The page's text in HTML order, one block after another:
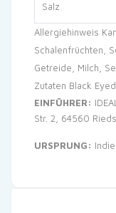
Salz
Allergiehinweis
Schalenfrüchten,
Getreide, Milch,
Zutaten Black
EINFÜHRER:
Str. 2, 64560
URSPRUNG: